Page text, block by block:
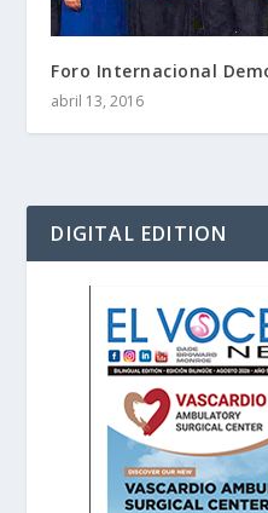
Foro Internacional
abril 13, 2016
DIGITAL EDITION